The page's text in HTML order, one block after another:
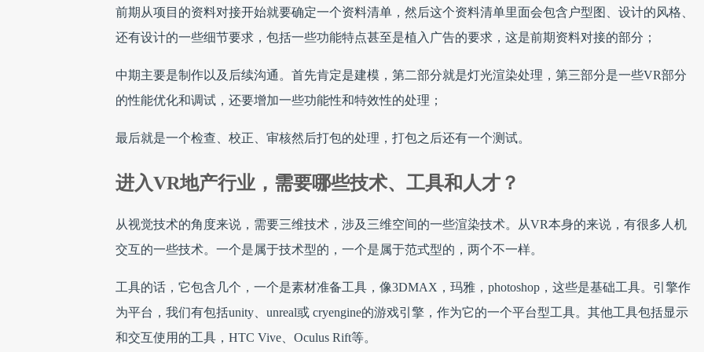
前期从项目的资料对接开始就要确定一个资料清单，然后这个资料清单里面会包含户型图、设计的风格、
还有设计的一些细节要求，包括一些功能特点甚至是植入广告的要求，这是前期资料对接的部分；
中期主要是制作以及后续沟通。首先肯定是建模，第二部分就是灯光渲染处理，第三部分是一些VR部分
的性能优化和调试，还要增加一些功能性和特效性的处理；
最后就是一个检查、校正、审核然后打包的处理，打包之后还有一个测试。
进入VR地产行业，需要哪些技术、工具和人才？
从视觉技术的角度来说，需要三维技术，涉及三维空间的一些渲染技术。从VR本身的来说，有很多人机
交互的一些技术。一个是属于技术型的，一个是属于范式型的，两个不一样。
工具的话，它包含几个，一个是素材准备工具，像3DMAX，玛雅，photoshop，这些是基础工具。 引擎作
为平台，我们有包括unity、unreal或 cryengine的游戏引擎，作为它的一个平台型工具。 其他工具包括显示
和交互使用的工具，HTC Vive、Oculus Rift等。